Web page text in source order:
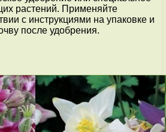
растений. Применяйте
с инструкциями на упаковке и
после удобрения.